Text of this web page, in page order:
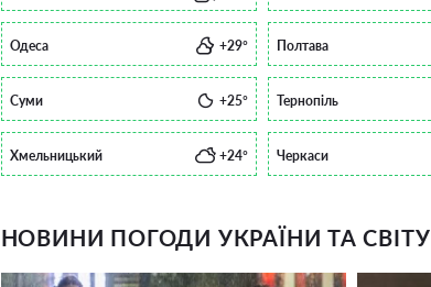
Одеса +29° Полтава
Суми +25° Тернопіль
Хмельницький +24° Черкаси
НОВИНИ ПОГОДИ УКРАЇНИ ТА СВІТУ